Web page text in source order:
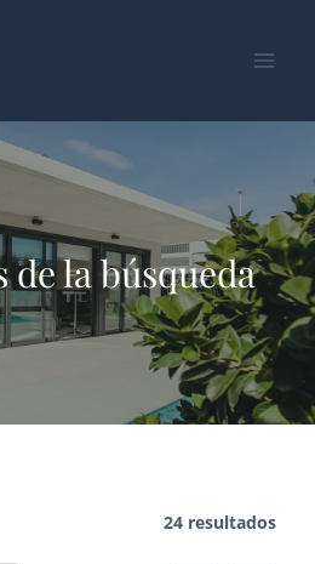
de la búsqueda
24 resultados